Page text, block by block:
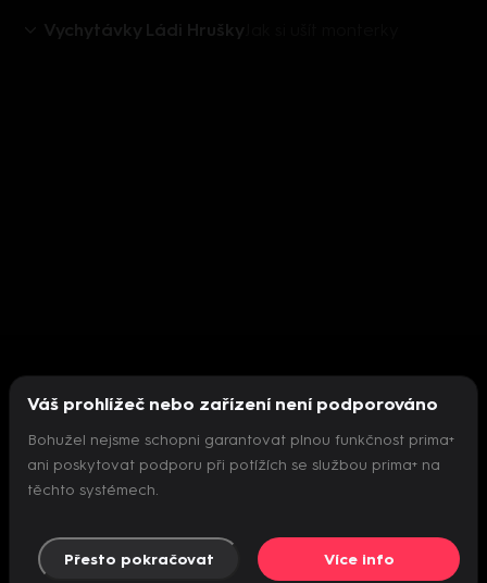
Vychytávky Ládi Hrušky
Nepodařilo se inicializovat přehrávač
Váš prohlížeč nebo zařízení není podporováno
Bohužel nejsme schopni garantovat plnou funkčnost prima+
ani poskytovat podporu při potížích se službou prima+ na
těchto systémech.
Přesto pokračovat Více info